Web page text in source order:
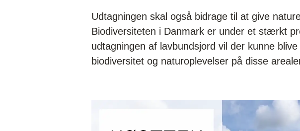
Udtagningen skal også bidrage til at give
Biodiversiteten i Danmark er under et stærkt
udtagningen af lavbundsjord vil der kunne
biodiversitet og naturoplevelser på disse